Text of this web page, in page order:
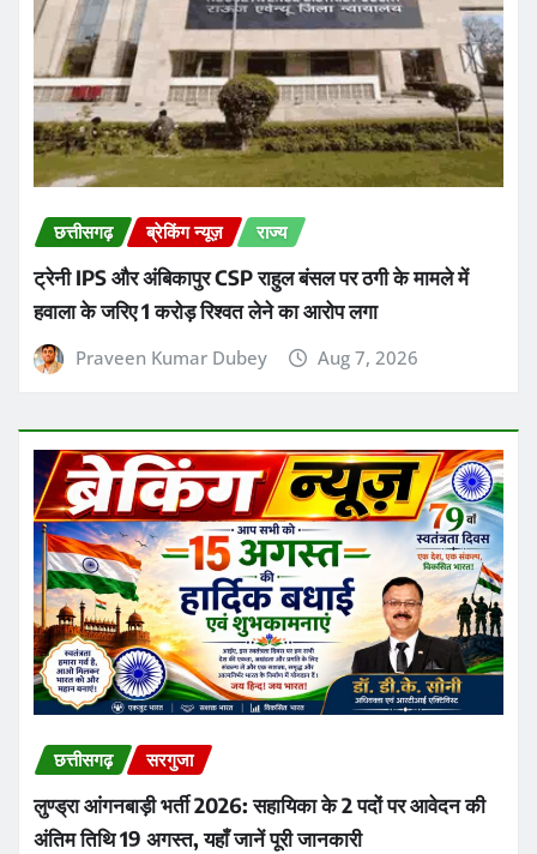
छत्तीसगढ़ ब्रेकिंग न्यूज़ राज्य
ट्रेनी IPS और अंबिकापुर CSP राहुल बंसल पर ठगी के मामले में
हवाला के जरिए 1 करोड़ रिश्वत लेने का आरोप लगा
Praveen Kumar Dubey Aug 7, 2026
छत्तीसगढ़
लुण्ड्रा आंगनबाड़ी भर्ती 2026: सहायिका के 2 पदों पर आवेदन की
अंतिम तिथि 19 अगस्त, यहाँ जानें पूरी जानकारी
Ashish Sinha Aug 7, 2026
छत्तीसगढ़ सरगुजा